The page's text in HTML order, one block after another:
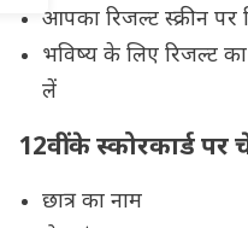
आपका रिजल्ट स्क्रीन पर
भविष्य के लिए रिजल्ट
लें
12वीं के स्कोरकार्ड
छात्र का नाम